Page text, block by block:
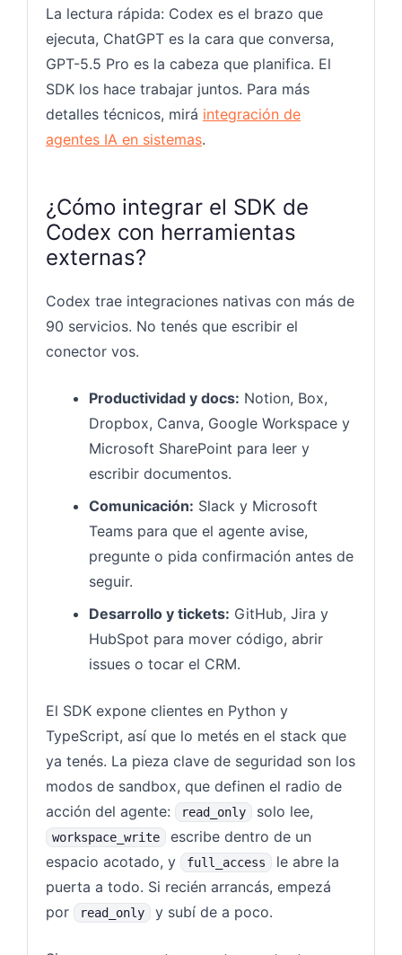
La lectura rápida: Codex es el brazo que
ejecuta, ChatGPT es la cara que conversa,
GPT-5.5 Pro es la cabeza que planifica. El
SDK los hace trabajar juntos. Para más
detalles técnicos, mirá integración de
agentes IA en sistemas.
¿Cómo integrar el SDK de
Codex con herramientas
externas?
Codex trae integraciones nativas con más de
90 servicios. No tenés que escribir el
conector vos.
Productividad y docs: Notion, Box,
Dropbox, Canva, Google Workspace y
Microsoft SharePoint para leer y
escribir documentos.
Comunicación: Slack y Microsoft
Teams para que el agente avise,
pregunte o pida confirmación antes de
seguir.
Desarrollo y tickets: GitHub, Jira y
HubSpot para mover código, abrir
issues o tocar el CRM.
El SDK expone clientes en Python y
TypeScript, así que lo metés en el stack que
ya tenés. La pieza clave de seguridad son los
modos de sandbox, que definen el radio de
acción del agente:
read_only solo lee,
workspace_write
escribe dentro de un
espacio acotado, y
full_access
le abre la
puerta a todo. Si recién arrancás, empezá
por
read_only y subí de a poco.